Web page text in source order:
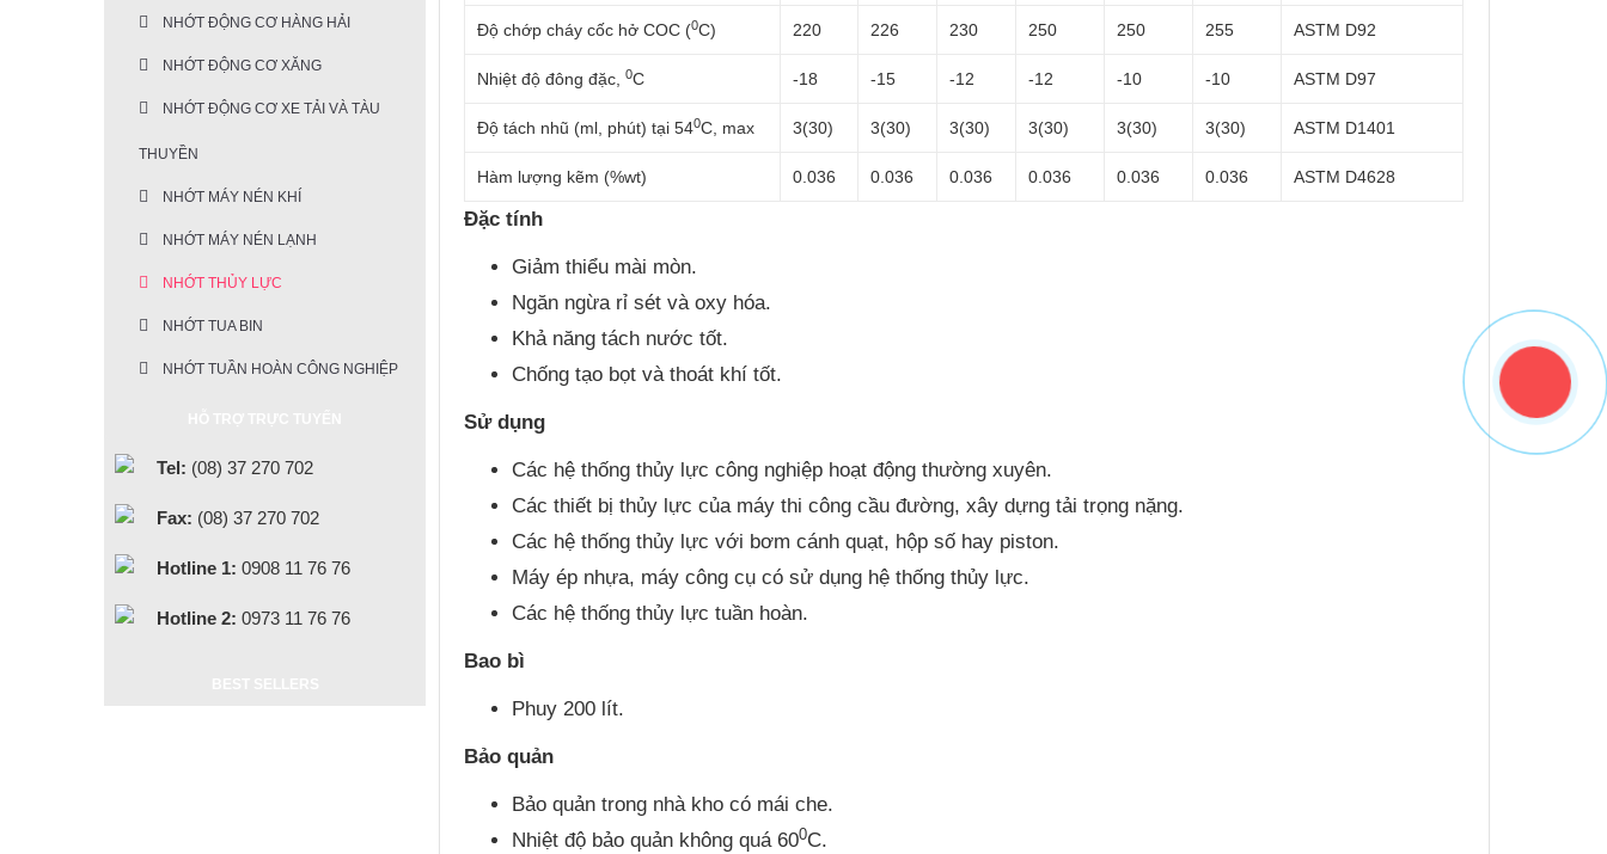
Độ chớp cháy cốc hở COC (0C) 220 226 230 250 250 255 ASTM D92
Nhiệt độ đông đặc,0C -18 -15 -12 -12 -10 -10 ASTM D97
Độ tách nhũ (ml, phút) tại 540C, max 3(30) 3(30) 3(30) 3(30) 3(30) 3(30) ASTM D1401
Hàm lượng kẽm (%wt) 0.036 0.036 0.036 0.036 0.036 0.036 ASTM D4628
Đặc tính
Giảm thiểu mài mòn.
Ngăn ngừa rỉ sét và oxy hóa.
Khả năng tách nước tốt.
Chống tạo bọt và thoát khí tốt.
Sử dụng
Các hệ thống thủy lực công nghiệp hoạt động thường xuyên.
Các thiết bị thủy lực của máy thi công cầu đường, xây dựng tải trọng nặng.
Các hệ thống thủy lực với bơm cánh quạt, hộp số hay piston.
Máy ép nhựa, máy công cụ có sử dụng hệ thống thủy lực.
Các hệ thống thủy lực tuần hoàn.
Bao bì
Phuy 200 lít.
Bảo quản
Bảo quản trong nhà kho có mái che.
Nhiệt độ bảo quản không quá 600C.
NHỚT ĐỘNG CƠ HÀNG HẢI
NHỚT ĐỘNG CƠ XĂNG
NHỚT ĐỘNG CƠ XE TẢI VÀ TÀU
THUYỀN
NHỚT MÁY NÉN KHÍ
NHỚT MÁY NÉN LẠNH
NHỚT THỦY LỰC
NHỚT TUA BIN
NHỚT TUẦN HOÀN CÔNG NGHIỆP
Tel: (08) 37 270 702
Fax: (08) 37 270 702
Hotline 1: 0908 11 76 76
Hotline 2: 0973 11 76 76